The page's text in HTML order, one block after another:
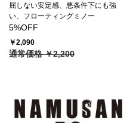
屈しない安定感、悪条件下にも強
い、フローティングミノー
5%OFF
￥2,090
通常価格 ￥2,200